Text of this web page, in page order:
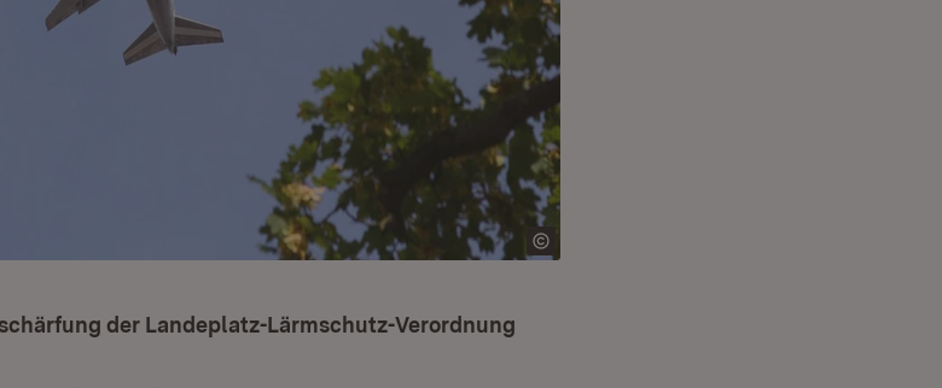
der Landeplatz-Lärmschutz-Verordnung